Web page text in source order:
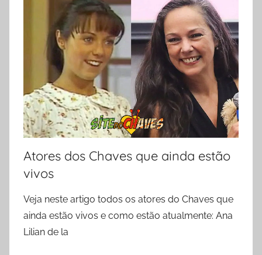
Atores dos Chaves que ainda estão
vivos
Veja neste artigo todos os atores do Chaves que
ainda estão vivos e como estão atualmente: Ana
Lilian de la